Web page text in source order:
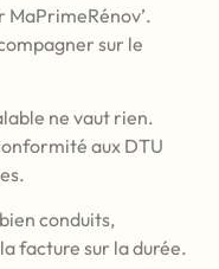
MaPrimeRénov’.
sur le
ne vaut rien.
aux DTU
conduits,
facture sur la durée.